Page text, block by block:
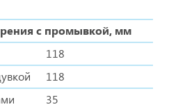
с промывкой, мм
118
118
35